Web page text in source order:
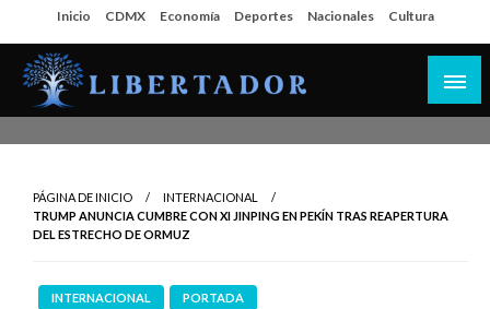
al
contenido
Inicio CDMX Economía Deportes Nacionales Cultura
PÁGINA DE INICIO
INTERNACIONAL
TRUMP ANUNCIA CUMBRE CON XI JINPING EN PEKÍN TRAS REAPERTURA
DEL ESTRECHO DE ORMUZ
INTERNACIONAL PORTADA